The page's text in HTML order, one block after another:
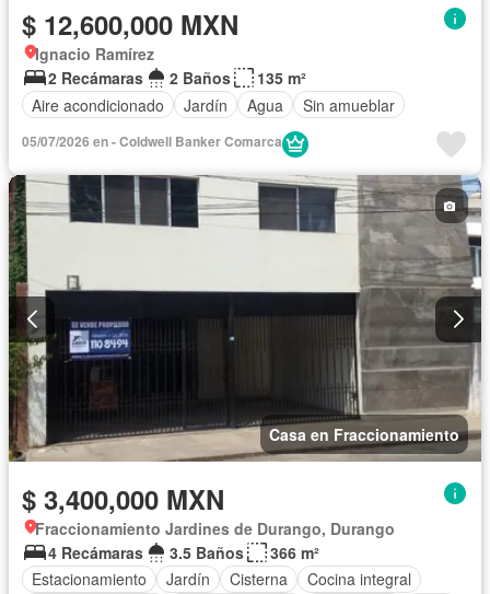
$ 12,600,000 MXN
Ignacio Ramírez
2 Recámaras
2 Baños
135 m²
Aire acondicionado
Jardín Agua Sin amueblar
05/07/2026 en - Coldwell Banker Comarca
Casa en Fraccionamiento
$ 3,400,000 MXN
Fraccionamiento Jardines de Durango, Durango
4 Recámaras
3.5 Baños
366 m²
Estacionamiento
Jardín Cisterna
Cocina integral